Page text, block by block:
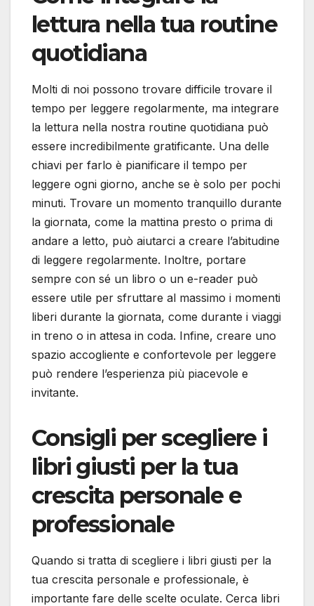
lettura nella tua routine
quotidiana
Molti di noi possono trovare difficile trovare il
tempo per leggere regolarmente, ma integrare
la lettura nella nostra routine quotidiana può
essere incredibilmente gratificante. Una delle
chiavi per farlo è pianificare il tempo per
leggere ogni giorno, anche se è solo per pochi
minuti. Trovare un momento tranquillo durante
la giornata, come la mattina presto o prima di
andare a letto, può aiutarci a creare l’abitudine
di leggere regolarmente. Inoltre, portare
sempre con sé un libro o un e-reader può
essere utile per sfruttare al massimo i momenti
liberi durante la giornata, come durante i viaggi
in treno o in attesa in coda. Infine, creare uno
spazio accogliente e confortevole per leggere
può rendere l’esperienza più piacevole e
invitante.
Consigli per scegliere i
libri giusti per la tua
crescita personale e
professionale
Quando si tratta di scegliere i libri giusti per la
tua crescita personale e professionale, è
importante fare delle scelte oculate. Cerca libri